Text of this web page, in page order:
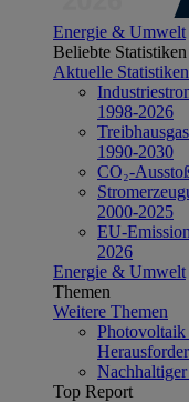
Energie & Umwelt
Beliebte Statistiken
Aktuelle Statistiken
1998-2026
1990-2030
CO₂-
2000-2025
EU-
2026
Energie & Umwelt
Themen
Weitere Themen
Top Report